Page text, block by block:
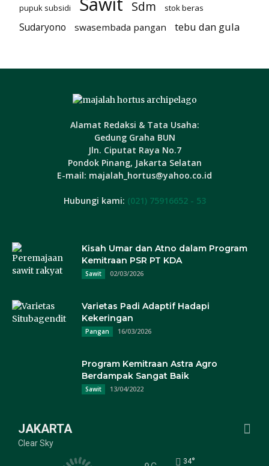
pupuk subsidi Sdm stok beras
Sudaryono swasembada pangan tebu dan gula
Alamat Redaksi & Tata Usaha:
Gedung Graha BUN
Jln. Ciputat Raya No.7
Pondok Pinang, Jakarta Selatan
E-mail: majalah_hortus@yahoo.co.id
Hubungi kami: (021) 75916652 - 53
Kisah Umar dan Atno dalam Program
Kemitraan PSR PT KDA
Sawit 02/03/2026
Varietas Padi Adaptif Hadapi
Kekeringan
Pangan 16/03/2026
Program Kemitraan Astra Agro
Berdampak Sangat Baik
Sawit 13/04/2022
JAKARTA
Clear Sky
34°